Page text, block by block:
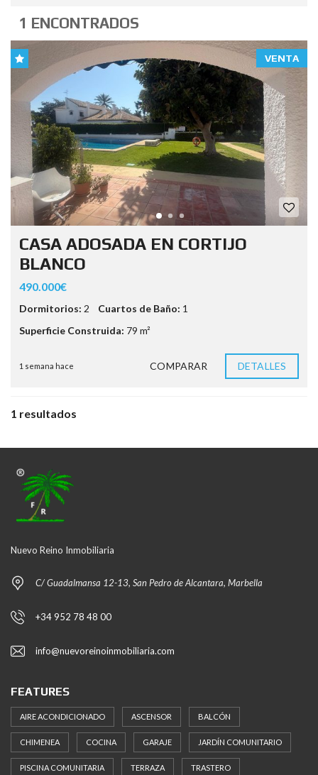
1 ENCONTRADOS
VENTA
CASA ADOSADA EN CORTIJO
BLANCO
490.000€
Dormitorios: 2 Cuartos de Baño: 1
Superficie Construida: 79 m²
1 semana hace COMPARAR DETALLES
1 resultados
Nuevo Reino Inmobiliaria
C/ Guadalmansa 12-13, San Pedro de Alcantara, Marbella
+34 952 78 48 00
info@nuevoreinoinmobiliaria.com
FEATURES
AIRE ACONDICIONADO ASCENSOR BALCÓN
CHIMENEA COCINA GARAJE JARDÍN COMUNITARIO
PISCINA COMUNITARIA TERRAZA TRASTERO